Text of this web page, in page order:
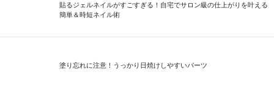
貼るジェルネイルがすごすぎる！自宅でサロン級の仕上がりを叶える
簡単＆時短ネイル術
塗り忘れに注意！うっかり日焼けしやすいパーツ